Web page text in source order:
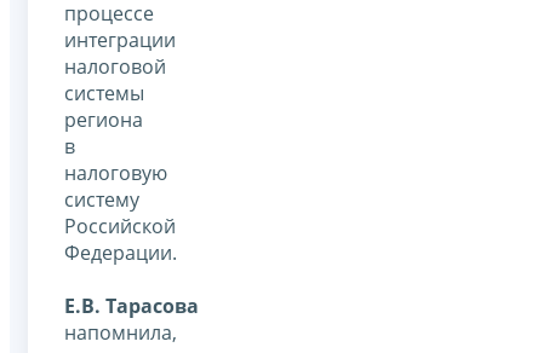
процессе
интеграции
налоговой
системы
региона
в
налоговую
систему
Российской
Федерации.
Е.В. Тарасова
напомнила,